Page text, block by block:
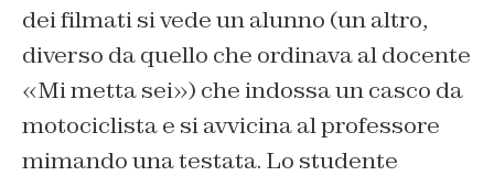
dei filmati si vede un alunno (un altro,
diverso da quello che ordinava al docente
«Mi metta sei») che indossa un casco da
motociclista e si avvicina al professore
mimando una testata. Lo studente